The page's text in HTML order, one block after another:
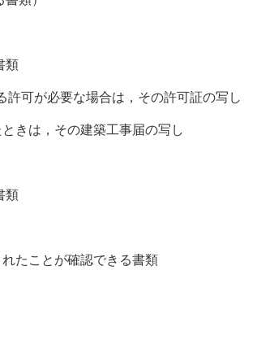
類
可が必要な場合は，その許可証の写し
きは，その建築工事届の写し
類
たことが確認できる書類